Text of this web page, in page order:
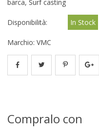
barca, Surf casting
Disponibilità: In Stock
Marchio: VMC
Compralo con